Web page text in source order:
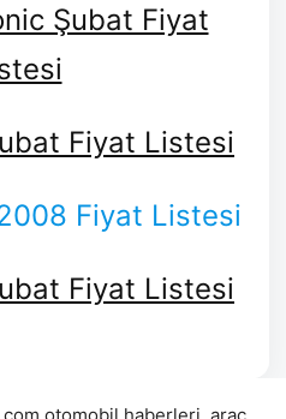
Şubat Fiyat
Fiyat Listesi
Fiyat Listesi
Fiyat Listesi